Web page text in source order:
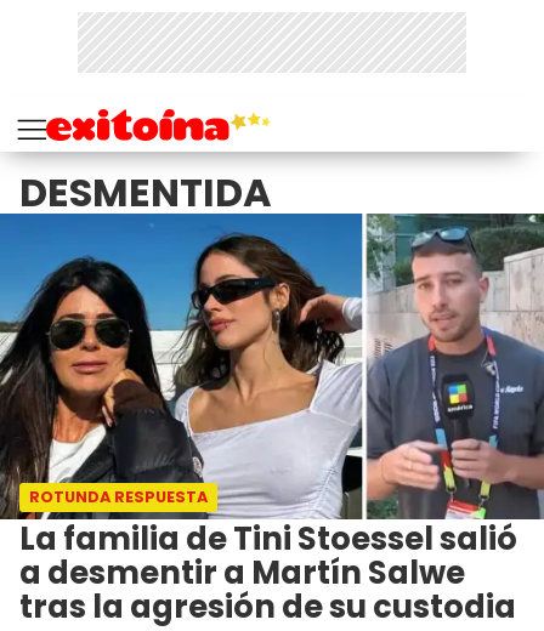
DESMENTIDA
ROTUNDA RESPUESTA
La familia de Tini Stoessel salió
a desmentir a Martín Salwe
tras la agresión de su custodia